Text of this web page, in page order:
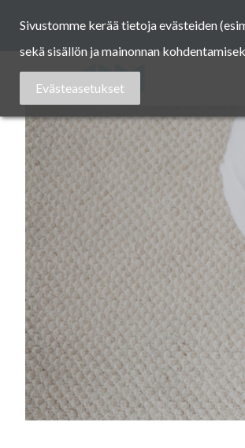
content
Asuntomessut
Sivustomme kerää tietoja evästeiden
sekä sisällön ja mainonnan
Evästeasetukset